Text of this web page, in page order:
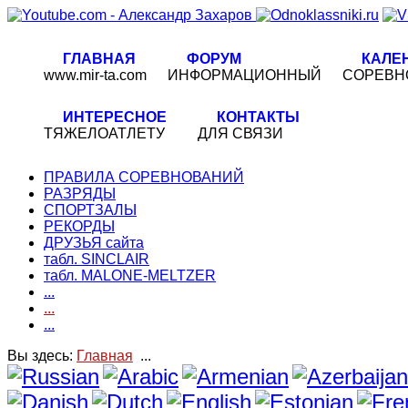
ГЛАВНАЯ
www.mir-ta.com
ФОРУМ
ИНФОРМАЦИОННЫЙ
ИНТЕРЕСНОЕ
ТЯЖЕЛОАТЛЕТУ
КОНТАКТЫ
ДЛЯ СВЯЗИ
ПРАВИЛА СОРЕВНОВАНИЙ
РАЗРЯДЫ
СПОРТЗАЛЫ
РЕКОРДЫ
ДРУЗЬЯ сайта
табл. SINCLAIR
табл. MALONE-MELTZER
...
...
...
Вы здесь: Главная ...